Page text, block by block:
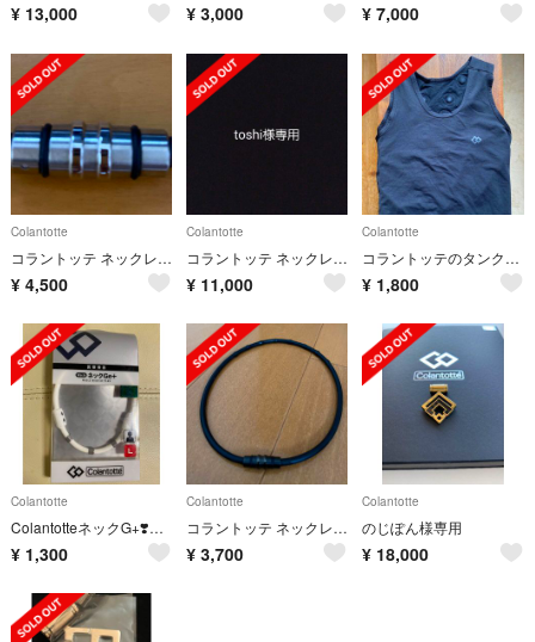
¥ 13,000 ¥ 3,000 ¥ 7,000
Colantotte
コラントッテ ネックレス クレスト⭐︎正規品⭐︎
¥ 4,500
Colantotte
コラントッテ ネックレス TAO AURA レッドラメ
¥ 11,000
Colantotte
コラントッテのタンクトップ ブラック M
¥ 1,800
Colantotte
ColantotteネックG+❣️UVER MAN様❣️専用
¥ 1,300
Colantotte
コラントッテ ネックレス クレスト⭐︎正規品⭐︎
¥ 3,700
Colantotte
のじぽん様専用
¥ 18,000